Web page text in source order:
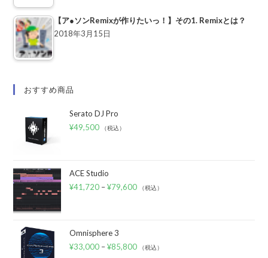
【ア●ソンRemixが作りたいっ！】その1. Remixとは？
2018年3月15日
おすすめ商品
Serato DJ Pro
¥49,500 （税込）
ACE Studio
¥41,720 –¥79,600 （税込）
Omnisphere 3
¥33,000 –¥85,800 （税込）